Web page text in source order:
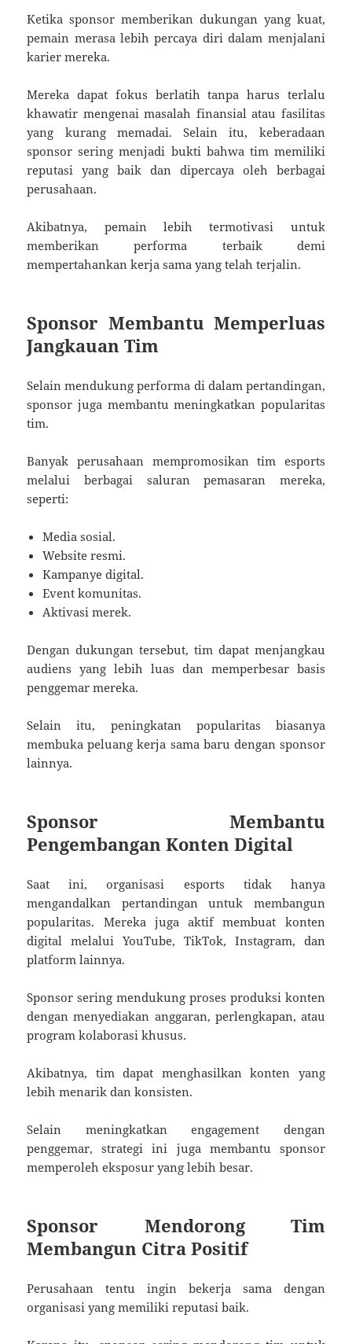
Ketika sponsor memberikan dukungan yang kuat,
pemain merasa lebih percaya diri dalam menjalani
karier mereka.
Mereka dapat fokus berlatih tanpa harus terlalu
khawatir mengenai masalah finansial atau fasilitas
yang kurang memadai. Selain itu, keberadaan
sponsor sering menjadi bukti bahwa tim memiliki
reputasi yang baik dan dipercaya oleh berbagai
perusahaan.
Akibatnya, pemain lebih termotivasi untuk
memberikan performa terbaik demi
mempertahankan kerja sama yang telah terjalin.
Sponsor Membantu Memperluas
Jangkauan Tim
Selain mendukung performa di dalam pertandingan,
sponsor juga membantu meningkatkan popularitas
tim.
Banyak perusahaan mempromosikan tim esports
melalui berbagai saluran pemasaran mereka,
seperti:
Media sosial.
Website resmi.
Kampanye digital.
Event komunitas.
Aktivasi merek.
Dengan dukungan tersebut, tim dapat menjangkau
audiens yang lebih luas dan memperbesar basis
penggemar mereka.
Selain itu, peningkatan popularitas biasanya
membuka peluang kerja sama baru dengan sponsor
lainnya.
Sponsor Membantu
Pengembangan Konten Digital
Saat ini, organisasi esports tidak hanya
mengandalkan pertandingan untuk membangun
popularitas. Mereka juga aktif membuat konten
digital melalui YouTube, TikTok, Instagram, dan
platform lainnya.
Sponsor sering mendukung proses produksi konten
dengan menyediakan anggaran, perlengkapan, atau
program kolaborasi khusus.
Akibatnya, tim dapat menghasilkan konten yang
lebih menarik dan konsisten.
Selain meningkatkan engagement dengan
penggemar, strategi ini juga membantu sponsor
memperoleh eksposur yang lebih besar.
Sponsor Mendorong Tim
Membangun Citra Positif
Perusahaan tentu ingin bekerja sama dengan
organisasi yang memiliki reputasi baik.